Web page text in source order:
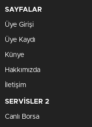
SAYFALAR
Üye Girişi
Üye Kaydı
Künye
Hakkımızda
İletişim
SERVİSLER 2
Canlı Borsa